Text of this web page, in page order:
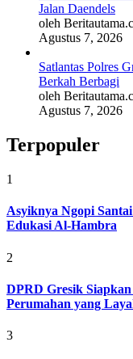
Jalan Daendels
oleh
Agustus 7, 2026
Satlantas Polres
Berkah Berbagi
oleh
Agustus 7, 2026
Terpopuler
1
Asyiknya Ngopi
Edukasi Al-Hambra
2
DPRD Gresik
Perumahan yang
3